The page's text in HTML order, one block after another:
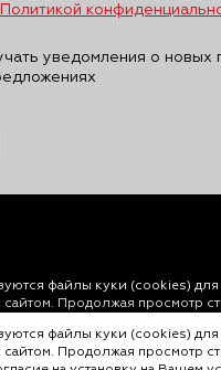
Политикой
уведомления о новых
файлы куки (cookies) для
Продолжая просмотр
куки. Более подробная
использования файлов
файлы куки (cookies)
Продолжая просмотр